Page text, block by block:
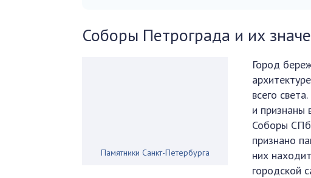
Соборы Петрограда и их
Памятники Санкт-Петербурга
Город
всего
и признаны
Соборы СПб
признано
них
городской